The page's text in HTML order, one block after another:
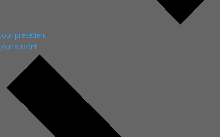
Jour précédent
Jour suivant